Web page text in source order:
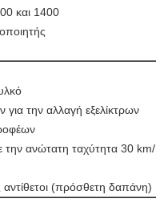
και 1400
για την αλλαγή εξελίκτρων
ανώτατη ταχύτητα 30
αντίθετοι (πρόσθετη δαπάνη)